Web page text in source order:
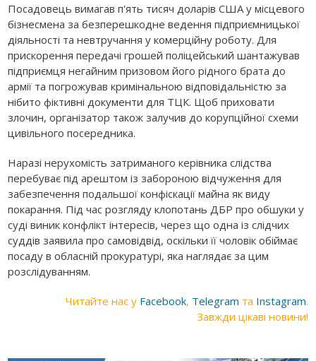
Посадовець вимагав п'ять тисяч доларів США у місцевого
бізнесмена за безперешкодне ведення підприємницької
діяльності та невтручання у комерційну роботу. Для
прискорення передачі грошей поліцейський шантажував
підприємця негайним призовом його рідного брата до
армії та погрожував кримінальною відповідальністю за
нібито фіктивні документи для ТЦК. Щоб приховати
злочин, організатор також залучив до корупційної схеми
цивільного посередника.
Наразі нерухомість затриманого керівника слідства
перебуває під арештом із забороною відчуження для
забезпечення подальшої конфіскації майна як виду
покарання. Під час розгляду клопотань ДБР про обшуки у
суді виник конфлікт інтересів, через що одна із слідчих
суддів заявила про самовідвід, оскільки її чоловік обіймає
посаду в обласній прокуратурі, яка наглядає за цим
розслідуванням.
Читайте нас у Facebook, Telegram та Instagram.
Завжди цікаві новини!